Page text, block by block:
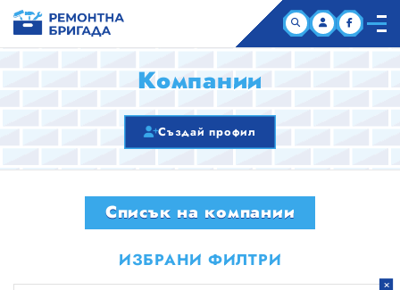
КОМПАНИИ
ЗА НАС
Компании
Създай профил
Списък на компании
ИЗБРАНИ ФИЛТРИ